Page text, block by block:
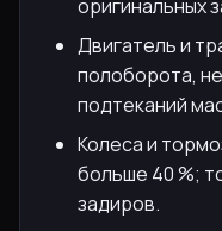
оригинальных
Двигатель и
полоборота,
подтеканий
Колеса и
больше 40 %;
задиров.